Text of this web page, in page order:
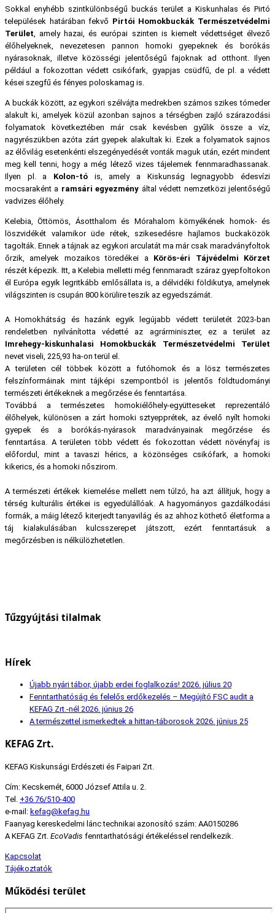
Sokkal enyhébb szintkülönbségű buckás terület a Kiskunhalas és Pirtó
települések határában fekvő Pirtói Homokbuckák Természetvédelmi
Terület, amely hazai, és európai szinten is kiemelt védettséget élvező
élőhelyeknek, nevezetesen pannon homoki gyepeknek és borókás
nyárasoknak, illetve közösségi jelentőségű fajoknak ad otthont. Ilyen
például a fokozottan védett csikófark, gyapjas csüdfű, de pl. a védett
kései szegfű és fényes poloskamag is.
A buckák között, az egykori szélvájta medrekben számos szikes tómeder
alakult ki, amelyek közül azonban sajnos a térségben zajló szárazodási
folyamatok következtében már csak kevésben gyűlik össze a víz,
nagyrészükben azóta zárt gyepek alakultak ki. Ezek a folyamatok sajnos
az élővilág esetenkénti elszegényedését vonták maguk után, ezért mindent
meg kell tenni, hogy a még létező vizes tájelemek fennmaradhassanak.
Ilyen pl. a Kolon-tó is, amely a Kiskunság legnagyobb édesvízi
mocsaraként a ramsári egyezmény által védett nemzetközi jelentőségű
vadvizes élőhely.
Kelebia, Öttömös, Ásotthalom és Mórahalom környékének homok- és
löszvidékét valamikor üde rétek, szikesedésre hajlamos buckaközök
tagolták. Ennek a tájnak az egykori arculatát ma már csak maradványfoltok
őrzik, amelyek mozaikos töredékei a Körös-éri Tájvédelmi Körzet
részét képezik. Itt, a Kelebia melletti még fennmaradt száraz gyepfoltokon
él Európa egyik legritkább emlősállata is, a délvidéki földikutya, amelynek
világszinten is csupán 800 körülire teszik az egyedszámát.
A Homokhátság és hazánk egyik legújabb védett területét 2023-ban
rendeletben nyilvánította védetté az agrárminiszter, ez a terület az
Imrehegy-kiskunhalasi Homokbuckák Természetvédelmi Terület
nevet viseli, 225,93 ha-on terül el.
A területen cél többek között a futóhomok és a lösz természetes
felszínformáinak mint tájképi szempontból is jelentős földtudományi
természeti értékeknek a megőrzése és fenntartása.
Továbbá a természetes homokiélőhely-együtteseket reprezentáló
élőhelyek, különösen a zárt homoki sztyepprétek, az évelő nyílt homoki
gyepek és a borókás-nyárasok maradványainak megőrzése és
fenntartása. A területen több védett és fokozottan védett növényfaj is
előfordul, mint a tavaszi hérics, a közönséges csikófark, a homoki
kikerics, és a homoki nőszirom.
A természeti értékek kiemelése mellett nem túlzó, ha azt állítjuk, hogy a
térség kulturális értékei is egyedülállóak. A hagyományos gazdálkodási
formák, a máig létező kiterjedt tanyavilág és az ahhoz köthető életforma a
táj kialakulásában kulcsszerepet játszott, ezért fenntartásuk a
megőrzésben is nélkülözhetetlen.
Tűzgyújtási tilalmak
Hírek
Újabb nyári tábor, újabb erdei foglalkozás! 2026. július 20
Fenntarthatóság és felelős erdőkezelés – Megújító FSC audit a
KEFAG Zrt.-nél 2026. június 26
A természettel ismerkedtek a hittan-táborosok 2026. június 25
KEFAG Zrt.
KEFAG Kiskunsági Erdészeti és Faipari Zrt.
Cím: Kecskemét, 6000 József Attila u. 2.
Tel. +36 76/510-400
e-mail: kefag@kefag.hu
Faanyag kereskedelmi lánc technikai azonosító szám: AA0150286
A KEFAG Zrt. EcoVadis fenntarthatósági értékeléssel rendelkezik.
Kapcsolat
Tájékoztatók
Működési terület